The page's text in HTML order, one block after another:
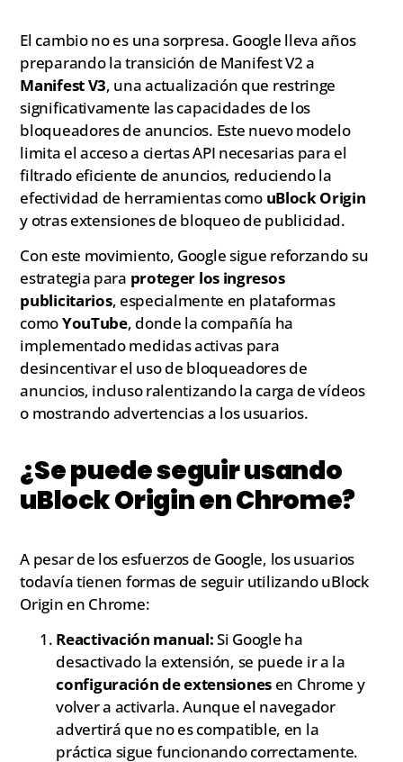
El cambio no es una sorpresa. Google lleva años
preparando la transición de Manifest V2 a
Manifest V3, una actualización que restringe
significativamente las capacidades de los
bloqueadores de anuncios. Este nuevo modelo
limita el acceso a ciertas API necesarias para el
filtrado eficiente de anuncios, reduciendo la
efectividad de herramientas como uBlock Origin
y otras extensiones de bloqueo de publicidad.
Con este movimiento, Google sigue reforzando su
estrategia para proteger los ingresos
publicitarios, especialmente en plataformas
comoYouTube, donde la compañía ha
implementado medidas activas para
desincentivar el uso de bloqueadores de
anuncios, incluso ralentizando la carga de vídeos
o mostrando advertencias a los usuarios.
¿Se puede seguir usando
uBlock Origin en Chrome?
A pesar de los esfuerzos de Google, los usuarios
todavía tienen formas de seguir utilizando uBlock
Origin en Chrome:
Reactivación manual:Si Google ha
desactivado la extensión, se puede ir a la
configuración de extensiones en Chrome y
volver a activarla. Aunque el navegador
advertirá que no es compatible, en la
práctica sigue funcionando correctamente.